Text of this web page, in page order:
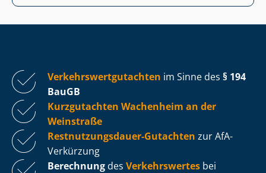
Ver­kehrs­wert­gut­ach­ten im Sinne des § 194
BauGB
Kurzgutachten Wachenheim an der
Weinstraße
Rest­nut­zungs­dau­er-Gutachten zur AfA-
Verkürzung
Berechnung des Verkehrswertes bei